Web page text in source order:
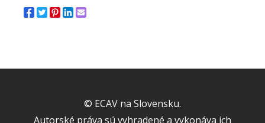
© ECAV na Slovensku.
Autorské práva sú vyhradené a vykonáva ich